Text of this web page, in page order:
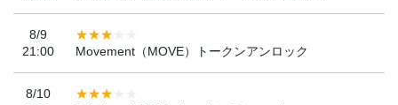
8/9
21:00
Movement（MOVE）トークンアンロック
8/10